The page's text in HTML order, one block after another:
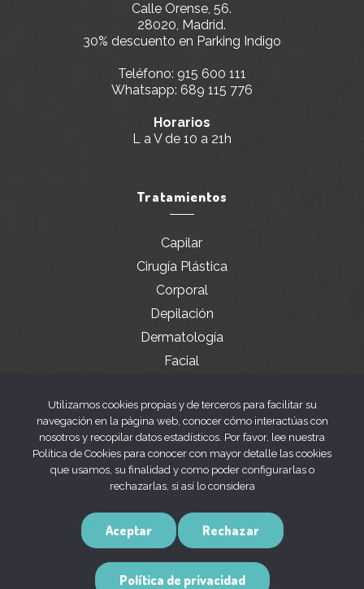
Calle Orense, 56.
28020, Madrid.
30% descuento en Parking Indigo
Teléfono: 915 600 111
Whatsapp: 689 115 776
Horarios
L a V de 10 a 21h
Tratamientos
Capilar
Cirugía Plástica
Corporal
Depilación
Dermatología
Facial
Aviso legal
Política de privacidad
Política de cookies
Utilizamos cookies propias y de terceros para facilitar su
navegación en la página web, conocer cómo interactúas con
nosotros y recopilar datos estadísticos. Por favor, lee nuestra
Política de Cookies para conocer con mayor detalle las cookies
que usamos, su finalidad y como poder configurarlas o
rechazarlas, si así lo considera
Aceptar Rechazar
Política de privacidad